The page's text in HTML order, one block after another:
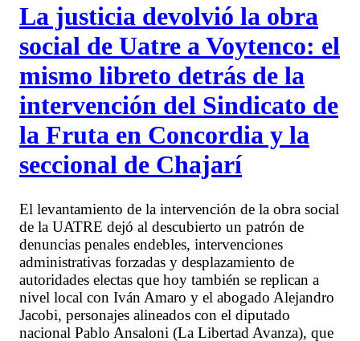
La justicia devolvió la obra
social de Uatre a Voytenco: el
mismo libreto detrás de la
intervención del Sindicato de
la Fruta en Concordia y la
seccional de Chajarí
El levantamiento de la intervención de la obra social
de la UATRE dejó al descubierto un patrón de
denuncias penales endebles, intervenciones
administrativas forzadas y desplazamiento de
autoridades electas que hoy también se replican a
nivel local con Iván Amaro y el abogado Alejandro
Jacobi, personajes alineados con el diputado
nacional Pablo Ansaloni (La Libertad Avanza), que